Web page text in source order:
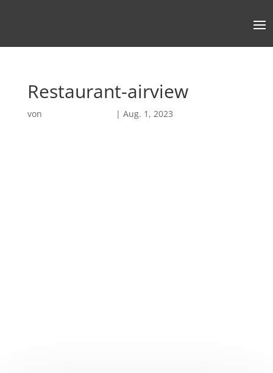
Restaurant-airview
von | Aug. 1, 2023